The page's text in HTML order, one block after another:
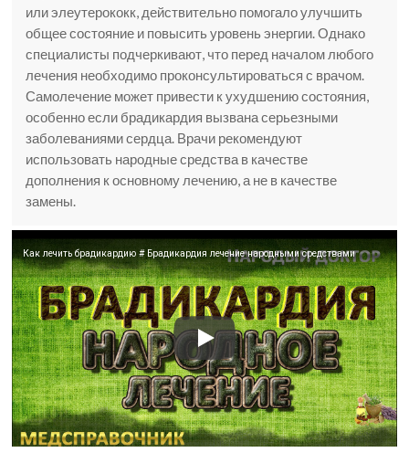
или элеутерококк, действительно помогало улучшить
общее состояние и повысить уровень энергии. Однако
специалисты подчеркивают, что перед началом любого
лечения необходимо проконсультироваться с врачом.
Самолечение может привести к ухудшению состояния,
особенно если брадикардия вызвана серьезными
заболеваниями сердца. Врачи рекомендуют
использовать народные средства в качестве
дополнения к основному лечению, а не в качестве
замены.
Как лечить брадикардию # Брадикардия лечение народными средствами